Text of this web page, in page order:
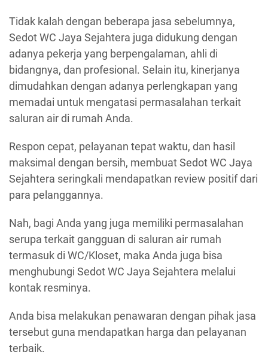
Tidak kalah dengan beberapa jasa sebelumnya,
Sedot WC Jaya Sejahtera juga didukung dengan
adanya pekerja yang berpengalaman, ahli di
bidangnya, dan profesional. Selain itu, kinerjanya
dimudahkan dengan adanya perlengkapan yang
memadai untuk mengatasi permasalahan terkait
saluran air di rumah Anda.
Respon cepat, pelayanan tepat waktu, dan hasil
maksimal dengan bersih, membuat Sedot WC Jaya
Sejahtera seringkali mendapatkan review positif dari
para pelanggannya.
Nah, bagi Anda yang juga memiliki permasalahan
serupa terkait gangguan di saluran air rumah
termasuk di WC/Kloset, maka Anda juga bisa
menghubungi Sedot WC Jaya Sejahtera melalui
kontak resminya.
Anda bisa melakukan penawaran dengan pihak jasa
tersebut guna mendapatkan harga dan pelayanan
terbaik.